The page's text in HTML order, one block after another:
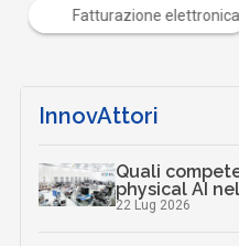
Fatturazione elettronica
InnovAttori
Quali
physical AI
22 Lug 2026